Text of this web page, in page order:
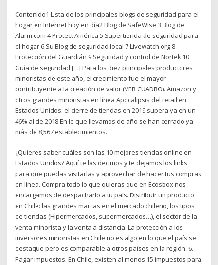
Contenido1 Lista de los principales blogs de seguridad para el
hogar en Internet hoy en día2 Blog de SafeWise 3 Blog de
Alarm.com 4 Protect América 5 Supertienda de seguridad para
el hogar 6 Su Blog de seguridad local 7 Livewatch.org 8
Protección del Guardián 9 Seguridad y control de Nortek 10
Guía de seguridad […] Para los diez principales productores
minoristas de este año, el crecimiento fue el mayor
contribuyente a la creación de valor (VER CUADRO). Amazon y
otros grandes minoristas en línea Apocalipsis del retail en
Estados Unidos: el cierre de tiendas en 2019 supera ya en un
46% al de 2018 En lo que llevamos de año se han cerrado ya
más de 8,567 establecimientos.
¿Quieres saber cuáles son las 10 mejores tiendas online en
Estados Unidos? Aquí te las decimos y te dejamos los links
para que puedas visitarlas y aprovechar de hacer tus compras
en línea. Compra todo lo que quieras que en Ecosbox nos
encargamos de despacharlo a tu país. Distribuir un producto
en Chile: las grandes marcas en el mercado chileno, los tipos
de tiendas (Hipermercados, supermercados…), el sector de la
venta minorista y la venta a distancia. La protección a los
inversores minoristas en Chile no es algo en lo que el país se
destaque pero es comparable a otros países en la región. 6.
Pagar impuestos. En Chile, existen al menos 15 impuestos para